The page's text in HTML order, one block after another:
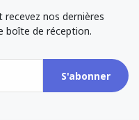
nos dernières
boîte de réception.
S'abonner